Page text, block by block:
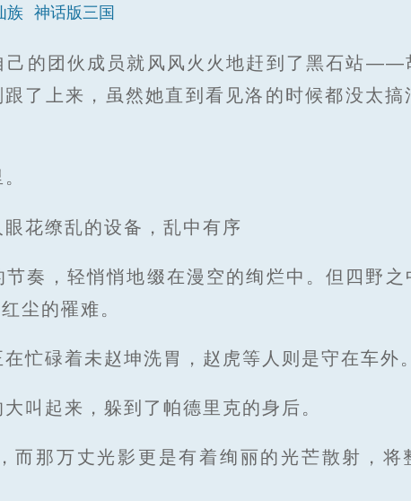
族 神话版三国
己的团伙成员就风风火火地赶到了黑石站——
了上来，虽然她直到看见洛的时候都没太搞
花缭乱的设备，乱中有序
奏，轻悄悄地缀在漫空的绚烂中。但四野之
尘的罹难。
忙碌着未赵坤洗胃，赵虎等人则是守在车外。
叫起来，躲到了帕德里克的身后。
而那万丈光影更是有着绚丽的光芒散射，将